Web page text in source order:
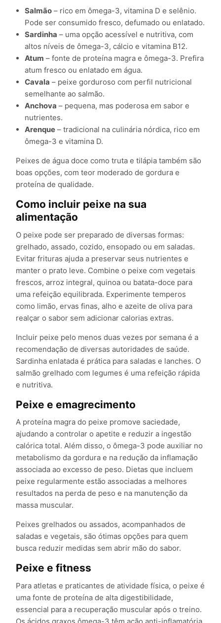
Salmão – rico em ômega-3, vitamina D e selênio.
Pode ser consumido fresco, defumado ou enlatado.
Sardinha – uma opção acessível e nutritiva, com
altos níveis de ômega-3, cálcio e vitamina B12.
Atum – fonte de proteína magra e ômega-3. Prefira
atum fresco ou enlatado em água.
Cavala – peixe gorduroso com perfil nutricional
semelhante ao salmão.
Anchova – pequena, mas poderosa em sabor e
nutrientes.
Arenque – tradicional na culinária nórdica, rico em
ômega-3 e vitamina D.
Peixes de água doce como truta e tilápia também são
boas opções, com teor moderado de gordura e
proteína de qualidade.
Como incluir peixe na sua
alimentação
O peixe pode ser preparado de diversas formas:
grelhado, assado, cozido, ensopado ou em saladas.
Evitar frituras ajuda a preservar seus nutrientes e
manter o prato leve. Combine o peixe com vegetais
frescos, arroz integral, quinoa ou batata-doce para
uma refeição equilibrada. Experimente temperos
como limão, ervas finas, alho e azeite de oliva para
realçar o sabor sem adicionar calorias extras.
Incluir peixe pelo menos duas vezes por semana é a
recomendação de diversas autoridades de saúde.
Sardinha enlatada é prática para saladas e lanches. O
salmão grelhado com legumes é uma refeição rápida
e nutritiva.
Peixe e emagrecimento
A proteína magra do peixe promove saciedade,
ajudando a controlar o apetite e reduzir a ingestão
calórica total. Além disso, o ômega-3 pode auxiliar no
metabolismo da gordura e na redução da inflamação
associada ao excesso de peso. Dietas que incluem
peixe regularmente estão associadas a melhores
resultados na perda de peso e na manutenção da
massa muscular.
Peixes grelhados ou assados, acompanhados de
saladas e vegetais, são ótimas opções para quem
busca reduzir medidas sem abrir mão do sabor.
Peixe e fitness
Para atletas e praticantes de atividade física, o peixe é
uma fonte de proteína de alta digestibilidade,
essencial para a recuperação muscular após o treino.